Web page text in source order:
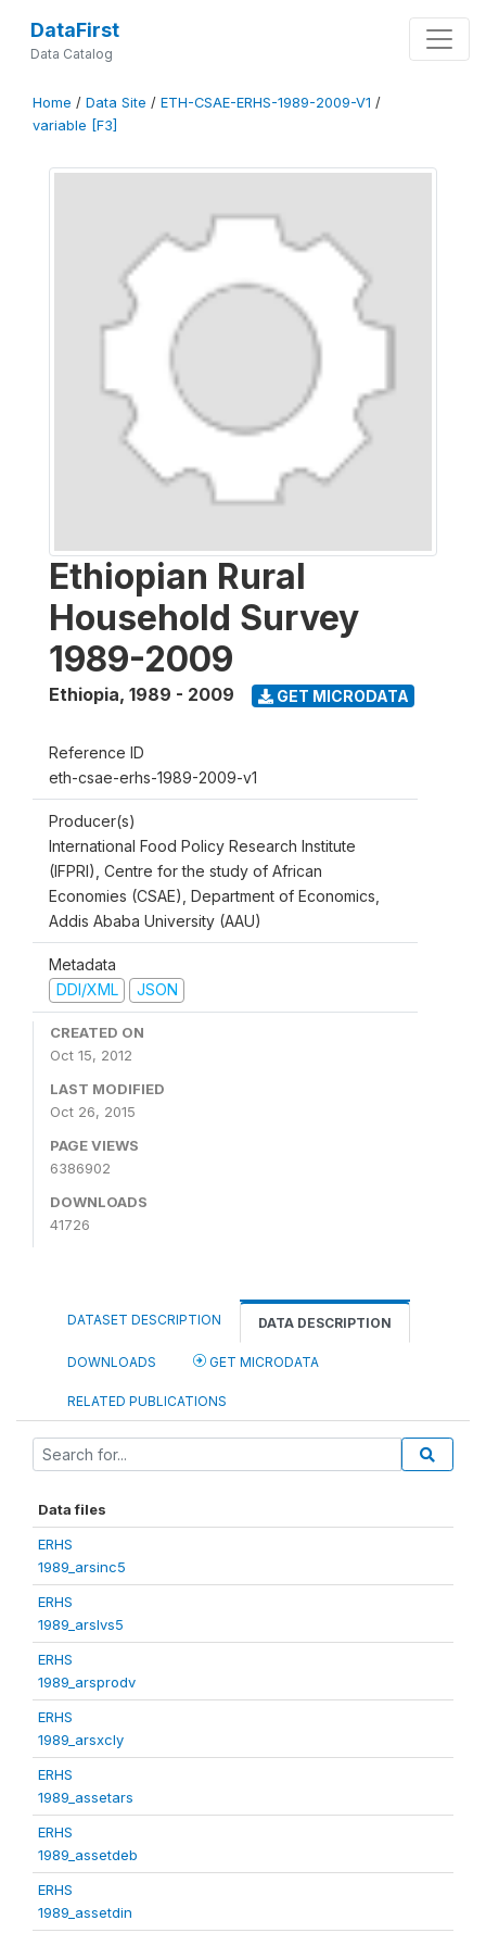
DataFirst
Data Catalog
Home / Data Site / ETH-CSAE-ERHS-1989-2009-V1 /
variable [F3]
Ethiopian Rural
Household Survey
1989-2009
Ethiopia, 1989 - 2009 GET MICRODATA
Reference ID
eth-csae-erhs-1989-2009-v1
Producer(s)
International Food Policy Research Institute
(IFPRI), Centre for the study of African
Economies (CSAE), Department of Economics,
Addis Ababa University (AAU)
Metadata
DDI/XML
JSON
CREATED ON
Oct 15, 2012
LAST MODIFIED
Oct 26, 2015
PAGE VIEWS
6386902
DOWNLOADS
41726
DATASET DESCRIPTION DATA DESCRIPTION
DOWNLOADS GET MICRODATA
RELATED PUBLICATIONS
Data files
ERHS
1989_arsinc5
ERHS
1989_arslvs5
ERHS
1989_arsprodv
ERHS
1989_arsxcly
ERHS
1989_assetars
ERHS
1989_assetdeb
ERHS
1989_assetdin